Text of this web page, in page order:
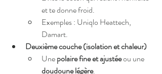
et te donne froid.
Exemples : Uniqlo Heattech,
Damart.
Deuxième couche (isolation et chaleur)
Une polaire fine et ajustée ou une
doudoune légère.